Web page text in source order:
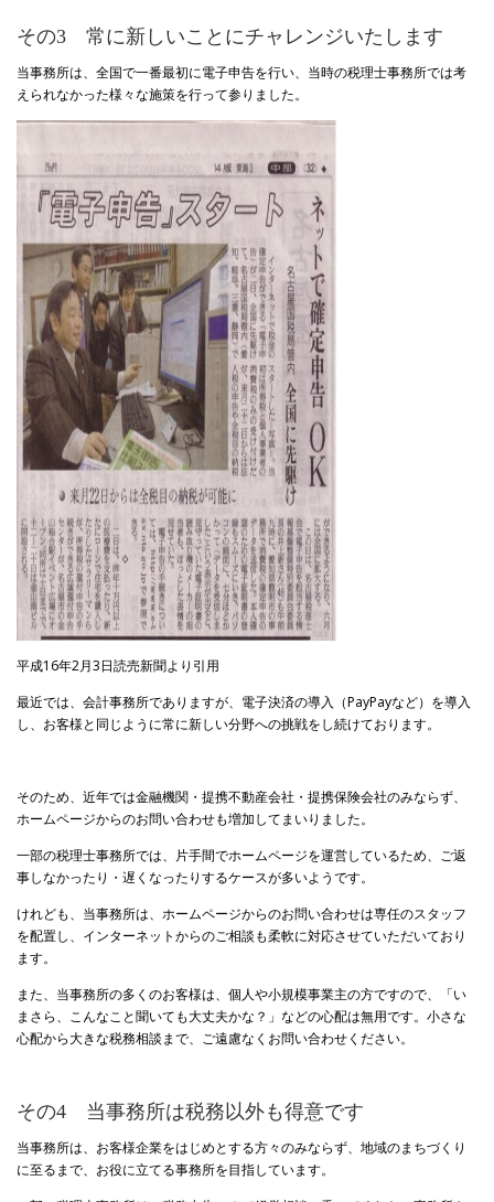
その3 常に新しいことにチャレンジいたします
当事務所は、全国で一番最初に電子申告を行い、当時の税理士事務所では考
えられなかった様々な施策を行って参りました。
平成16年2月3日読売新聞より引用
最近では、会計事務所でありますが、電子決済の導入（PayPayなど）を導入
し、お客様と同じように常に新しい分野への挑戦をし続けております。
そのため、近年では金融機関・提携不動産会社・提携保険会社のみならず、
ホームページからのお問い合わせも増加してまいりました。
一部の税理士事務所では、片手間でホームページを運営しているため、ご返
事しなかったり・遅くなったりするケースが多いようです。
けれども、当事務所は、ホームページからのお問い合わせは専任のスタッフ
を配置し、インターネットからのご相談も柔軟に対応させていただいており
ます。
また、当事務所の多くのお客様は、個人や小規模事業主の方ですので、「い
まさら、こんなこと聞いても大丈夫かな？」などの心配は無用です。小さな
心配から大きな税務相談まで、ご遠慮なくお問い合わせください。
その4 当事務所は税務以外も得意です
当事務所は、お客様企業をはじめとする方々のみならず、地域のまちづくり
に至るまで、お役に立てる事務所を目指しています。